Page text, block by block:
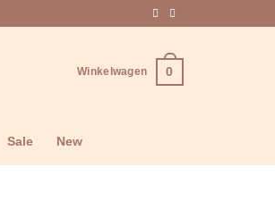
Winkelwagen 0
Sale New